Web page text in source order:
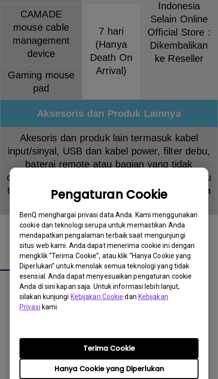
Pengaturan Cookie
BenQ menghargai privasi data Anda. Kami menggunakan
cookie dan teknologi serupa untuk memastikan Anda
mendapatkan pengalaman terbaik saat mengunjungi
situs web kami. Anda dapat menerima cookie ini dengan
mengklik “Terima Cookie”, atau klik “Hanya Cookie yang
Diperlukan” untuk menolak semua teknologi yang tidak
esensial. Anda dapat menyesuaikan pengaturan cookie
Anda di sini kapan saja. Untuk informasi lebih lanjut,
silakan kunjungi Kebijakan Cookie dan Kebijakan
Privasi kami.
Hanya Cookie yang Diperlukan
Terima Cookie
Indonesia
Selain Online
Official Store :
Dikembalikan
ke Reseller
CAMADE
mouse cable
management
device
7 hari
(Hanya
Death On
Arrival)
Gaming mouse
pad
Aksesoris dan Produk Lainnya
Akesoris dan produk lain termasuk kabel
input/sinyal, USB dan kabel power, filter debu,
baterai remote atau bagian yang tidak
disebutkan secara spesifik di dokumen ini atau
tidak tersedia secara resmi di BenQ Indonesia
tidak memiliki garansi
Prosedur Garansi
1.Jika anda membeli produk dari reseller resmi BenQ,
silahkan hubungi reseller untuk keperluan klaim garansi.
Jika anda tidak dapat mengembalikan product ke reseller
Andal Global Solusindo (JAKARTA): Jl. Pangeran
Jayakarta 117 blok C no. 31. Tlp. 22682275, 22682200. PIC : Ibu